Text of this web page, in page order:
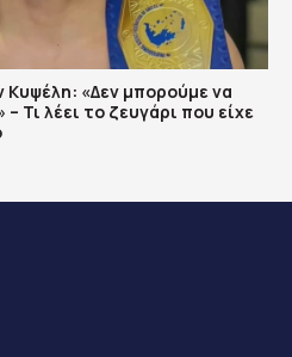
Κυψέλη: «Δεν μπορούμε να
Τι λέει το ζευγάρι που είχε